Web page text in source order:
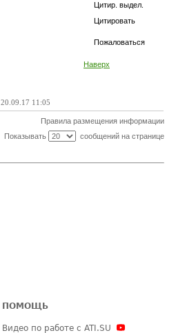
Цитир. выдел.
Цитировать
Пожаловаться
Наверх
20.09.17 11:05
Правила размещения информации
Показывать
сообщений на странице
ПОМОЩЬ
Видео по работе с ATI.SU